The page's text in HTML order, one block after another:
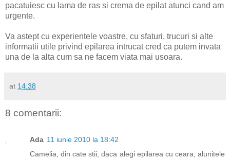
pacatuiesc cu lama de ras si crema de epilat atunci cand am
urgente.
Va astept cu experientele voastre, cu sfaturi, trucuri si alte
informatii utile privind epilarea intrucat cred ca putem invata
una de la alta cum sa ne facem viata mai usoara.
at 14:38
8 comentarii:
Ada 11 iunie 2010 la 18:42
Camelia, din cate stii, daca alegi epilarea cu ceara, alunitele